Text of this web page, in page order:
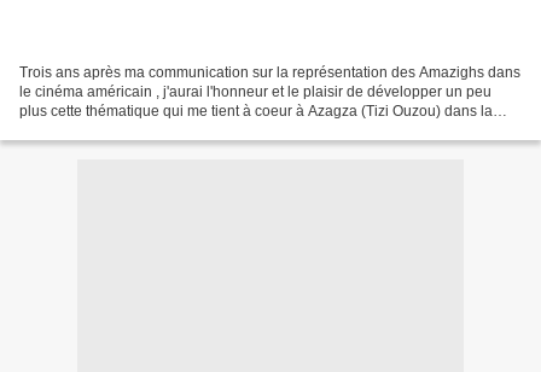
Trois ans après ma communication sur la représentation des Amazighs dans
le cinéma américain , j'aurai l'honneur et le plaisir de développer un peu
plus cette thématique qui me tient à coeur à Azagza (Tizi Ouzou) dans la